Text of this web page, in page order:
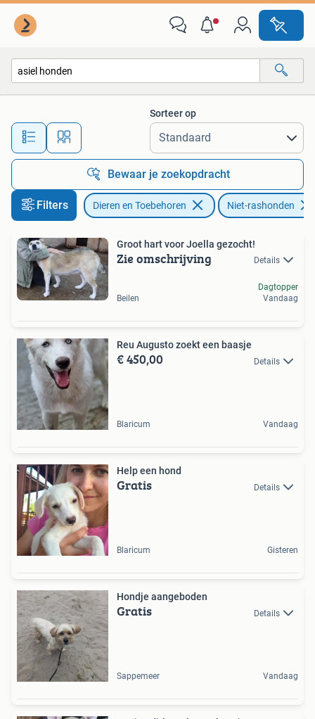
Alle afstanden…
Sorteer op
Bewaar je zoekopdracht
Filters Dieren en Toebehoren Niet-rashonden
Groot hart voor Joella gezocht!
Zie omschrijving Details
Beilen
Dagtopper
Vandaag
Reu Augusto zoekt een baasje
€ 450,00 Details
Blaricum Vandaag
Help een hond
Gratis Details
Blaricum Gisteren
Hondje aangeboden
Gratis Details
Sappemeer Vandaag